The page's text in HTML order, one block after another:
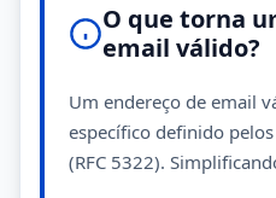
O que torna
email válido?
Um endereço de email
específico definido
(RFC 5322).